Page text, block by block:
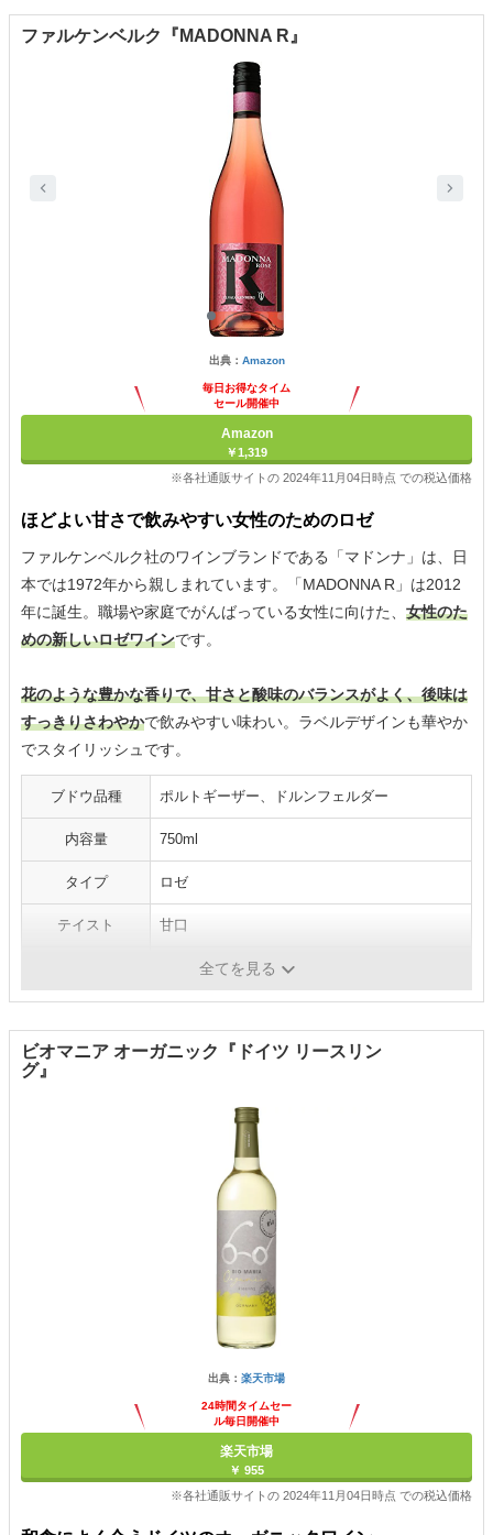
ファルケンベルク『MADONNA R』
出典： Amazon
毎日お得なタイム
セール開催中
Amazon
￥1,319
※各社通販サイトの 2024年11月04日時点 での税込価格
ほどよい甘さで飲みやすい女性のためのロゼ
ファルケンベルク社のワインブランドである「マドンナ」は、日
本では1972年から親しまれています。「MADONNA R」は2012
年に誕生。職場や家庭でがんばっている女性に向けた、 女性のた
めの新しいロゼワインです。
花のような豊かな香りで、甘さと酸味のバランスがよく、後味は
すっきりさわやかで飲みやすい味わい。ラベルデザインも華やか
でスタイリッシュです。
ブドウ品種 ポルトギーザー、ドルンフェルダー
内容量 750ml
タイプ ロゼ
テイスト 甘口
全てを見る
ビオマニア オーガニック『ドイツ リースリン
グ』
出典： 楽天市場
24時間タイムセー
ル毎日開催中
楽天市場
￥ 955
※各社通販サイトの 2024年11月04日時点 での税込価格